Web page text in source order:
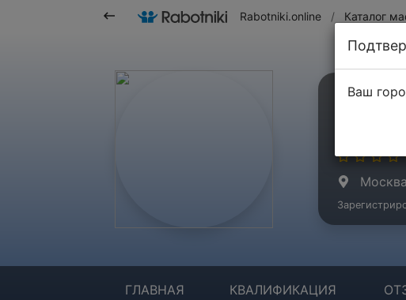
Rabotniki.online / Каталог
Москва
ГЛАВНАЯ КВАЛИФИКАЦИЯ
Ваш